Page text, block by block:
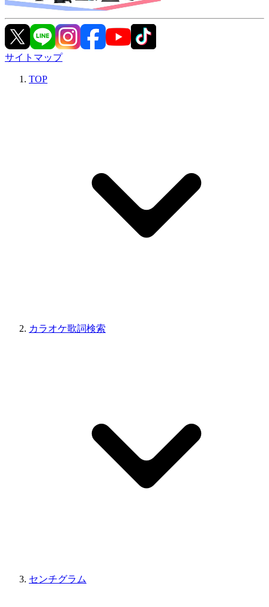
サイトマップ
TOP
カラオケ歌詞検索
センチグラム